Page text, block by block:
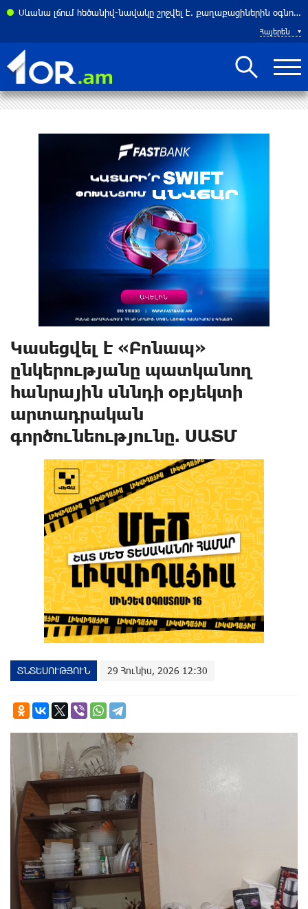
Սևանա լճում հեծանիվ-նավակը շրջվել է. քաղաքացիներին օգնության են հասել փրկարարները
Հայերեն
Կասեցվել է «Բոնապ»
ընկերությանը պատկանող
հանրային սննդի օբյեկտի
արտադրական
գործունեությունը. ՍԱՏՄ
ՏՆՏԵՍՈՒԹՅՈՒՆ 29 Հունիս, 2026 12:30